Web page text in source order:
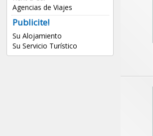
Agencias de Viajes
Publicite!
Su Alojamiento
Su Servicio Turístico